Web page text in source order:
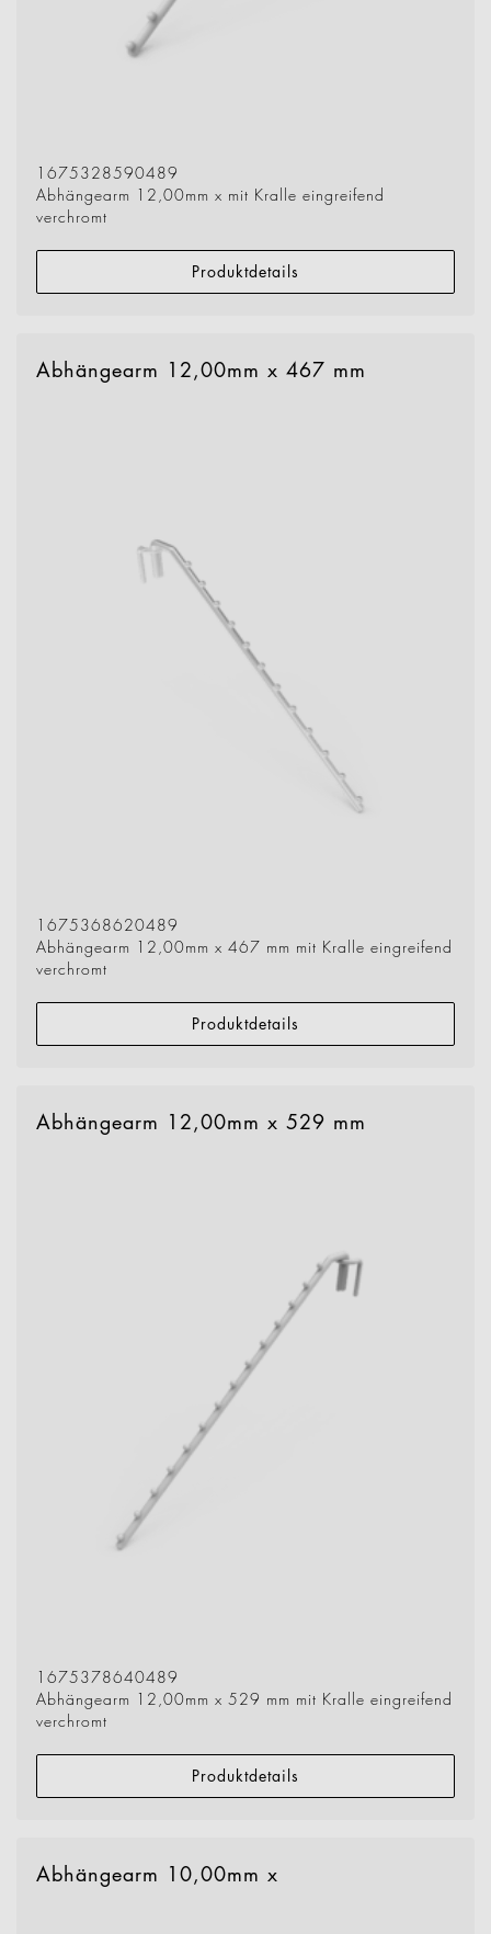
1675328590489
Abhängearm 12,00mm x mit Kralle eingreifend
verchromt
Produktdetails
Abhängearm 12,00mm x 467 mm
1675368620489
Abhängearm 12,00mm x 467 mm mit Kralle eingreifend
verchromt
Produktdetails
Abhängearm 12,00mm x 529 mm
1675378640489
Abhängearm 12,00mm x 529 mm mit Kralle eingreifend
verchromt
Produktdetails
Abhängearm 10,00mm x